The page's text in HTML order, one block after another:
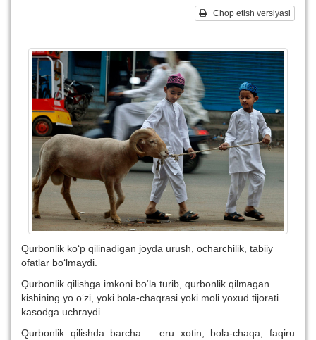
Chop etish versiyasi
Qurbonlik ko‘p qilinadigan joyda urush, ocharchilik, tabiiy
ofatlar bo‘lmaydi.
Qurbonlik qilishga imkoni bo‘la turib, qurbonlik qilmagan
kishining yo o‘zi, yoki bola-chaqrasi yoki moli yoxud tijorati
kasodga uchraydi.
Qurbonlik qilishda barcha – eru xotin, bola-chaqa, faqiru